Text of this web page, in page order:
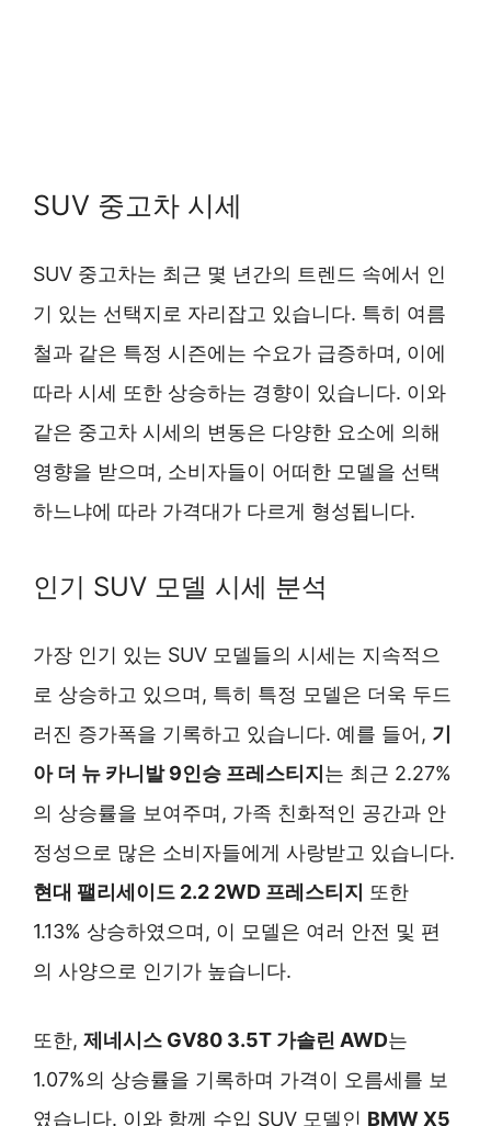
SUV 중고차 시세
SUV 중고차는 최근 몇 년간의 트렌드 속에서 인
기 있는 선택지로 자리잡고 있습니다. 특히 여름
철과 같은 특정 시즌에는 수요가 급증하며, 이에
따라 시세 또한 상승하는 경향이 있습니다. 이와
같은 중고차 시세의 변동은 다양한 요소에 의해
영향을 받으며, 소비자들이 어떠한 모델을 선택
하느냐에 따라 가격대가 다르게 형성됩니다.
인기 SUV 모델 시세 분석
가장 인기 있는 SUV 모델들의 시세는 지속적으
로 상승하고 있으며, 특히 특정 모델은 더욱 두드
러진 증가폭을 기록하고 있습니다. 예를 들어, 기
아 더 뉴 카니발 9인승 프레스티지 는 최근 2.27%
의 상승률을 보여주며, 가족 친화적인 공간과 안
정성으로 많은 소비자들에게 사랑받고 있습니다.
현대 팰리세이드 2.2 2WD 프레스티지 또한
1.13% 상승하였으며, 이 모델은 여러 안전 및 편
의 사양으로 인기가 높습니다.
또한, 제네시스 GV80 3.5T 가솔린 AWD는
1.07%의 상승률을 기록하며 가격이 오름세를 보
였습니다. 이와 함께 수입 SUV 모델인 BMW X5